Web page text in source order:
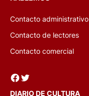
Contacto administrativo
Contacto de lectores
Contacto comercial
Facebook Twitter
DIARIO DE CULTURA